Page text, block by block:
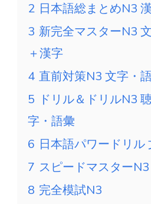
2 日本語総まとめN3
3 新完全マスターN3
＋漢字
4 直前対策N3 文字・
5 ドリル＆ドリルN3
字・語彙
6 日本語パワードリル
7 スピードマスター
8 完全模試N3